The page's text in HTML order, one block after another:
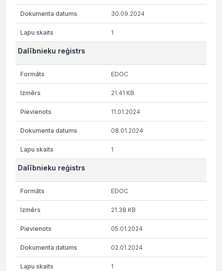
30.09.2024
1
Dalībnieku reģistrs
EDOC
21.41 KB
11.01.2024
08.01.2024
1
Dalībnieku reģistrs
EDOC
21.38 KB
05.01.2024
02.01.2024
1